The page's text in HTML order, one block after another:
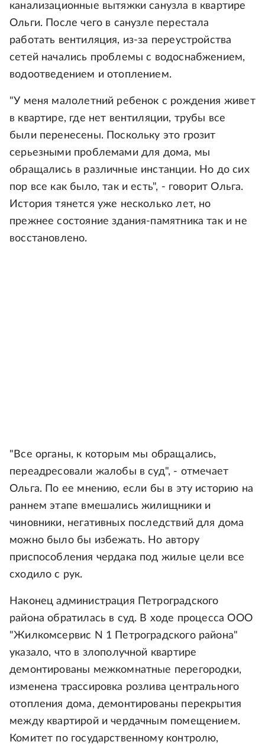
канализационные вытяжки санузла в квартире
Ольги. После чего в санузле перестала
работать вентиляция, из-за переустройства
сетей начались проблемы с водоснабжением,
водоотведением и отоплением.
"У меня малолетний ребенок с рождения живет
в квартире, где нет вентиляции, трубы все
были перенесены. Поскольку это грозит
серьезными проблемами для дома, мы
обращались в различные инстанции. Но до сих
пор все как было, так и есть", - говорит Ольга.
История тянется уже несколько лет, но
прежнее состояние здания-памятника так и не
восстановлено.
"Все органы, к которым мы обращались,
переадресовали жалобы в суд", - отмечает
Ольга. По ее мнению, если бы в эту историю на
раннем этапе вмешались жилищники и
чиновники, негативных последствий для дома
можно было бы избежать. Но автору
приспособления чердака под жилые цели все
сходило с рук.
Наконец администрация Петроградского
района обратилась в суд. В ходе процесса ООО
"Жилкомсервис N 1 Петроградского района"
указало, что в злополучной квартире
демонтированы межкомнатные перегородки,
изменена трассировка розлива центрального
отопления дома, демонтированы перекрытия
между квартирой и чердачным помещением.
Комитет по государственному контролю,